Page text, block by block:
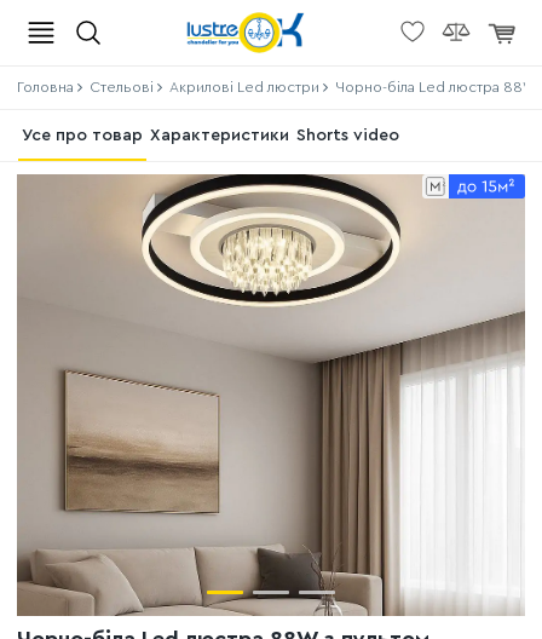
Головна Стельові Акрилові Led люстри Чорно-біла Led люстра 88W
Усе про товар Характеристики Shorts video